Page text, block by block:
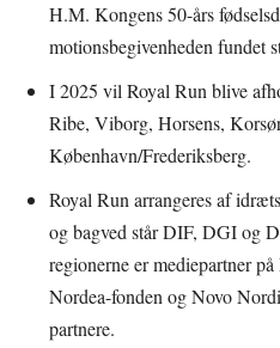
H.M. Kongens 50-års
motionsbegivenheden fundet
I 2025 vil Royal Run blive
Ribe, Viborg, Horsens,
København/Frederiksberg.
Royal Run arrangeres af
og bagved står DIF, DGI og
regionerne er mediepartner
Nordea-fonden og Novo
partnere.